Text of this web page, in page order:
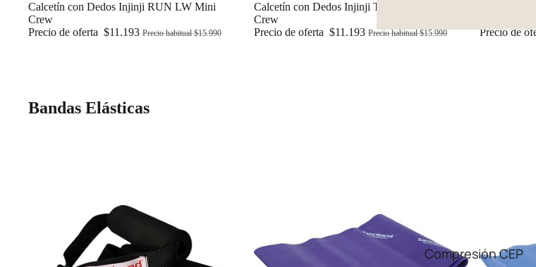
Compresión CEP
Oferta
Calcetín con Dedos Injinji RUN LW Mini
Crew
Precio de oferta $11.193 Precio habitual$15.990
Oferta
Calcetín con Dedos Injinji TRAIL MW Mini
Crew
Precio de oferta $11.193 Precio habitual$15.990
Calcetín
Nuwool
Precio de
Bandas Elásticas